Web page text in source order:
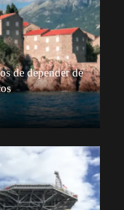
de depender de